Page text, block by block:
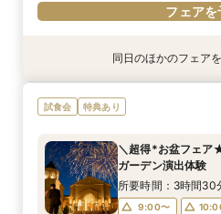
フェアを
8/10(月)
【平日人気No.1】
邸宅&試食
11:00〜
16:00〜
8/10(月)
【月・金限定♪】感
ア
11:00〜
15:00〜
同日のほかのフェア
試食会 特典あり
＼超得*お盆フェア
ガーデン演出体験
所要時間：3時間30
9:00〜